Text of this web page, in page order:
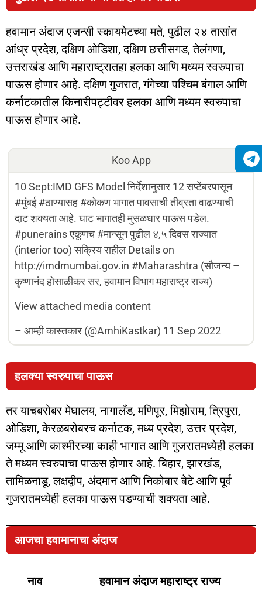
हवामान अंदाज एजन्सी स्कायमेटच्या मते, पुढील २४ तासांत
आंध्र प्रदेश, दक्षिण ओडिशा, दक्षिण छत्तीसगड, तेलंगणा,
उत्तराखंड आणि महाराष्ट्रातहा हलका आणि मध्यम स्वरुपाचा
पाऊस होणार आहे. दक्षिण गुजरात, गंगेच्या पश्चिम बंगाल आणि
कर्नाटकातील किनारीपट्टीवर हलका आणि मध्यम स्वरुपाचा
पाऊस होणार आहे.
Koo App
10 Sept:IMD GFS Model निर्देशानुसार 12 सप्टेंबरपासून
#मुंबई #ठाण्यासह #कोकण भागात पावसाची तीव्रता वाढण्याची
दाट शक्यता आहे. घाट भागातही मुसळधार पाऊस पडेल.
#punerains एकूणच #मान्सून पुढील ४,५ दिवस राज्यात
(interior too) सक्रिय राहील Details on
http://imdmumbai.gov.in #Maharashtra (सौजन्य –
कृष्णानंद होसाळीकर सर, हवामान विभाग महाराष्ट्र राज्य)
View attached media content
– आम्ही कास्तकार (@AmhiKastkar) 11 Sep 2022
हलक्या स्वरुपाचा पाऊस
तर याचबरोबर मेघालय, नागालँड, मणिपूर, मिझोराम, त्रिपुरा,
ओडिशा, केरळबरोबरच कर्नाटक, मध्य प्रदेश, उत्तर प्रदेश,
जम्मू आणि काश्मीरच्या काही भागात आणि गुजरातमध्येही हलका
ते मध्यम स्वरुपाचा पाऊस होणार आहे. बिहार, झारखंड,
तामिळनाडू, लक्षद्वीप, अंदमान आणि निकोबार बेटे आणि पूर्व
गुजरातमध्येही हलका पाऊस पडण्याची शक्यता आहे.
आजचा हवामानाचा अंदाज
नाव हवामान अंदाज महाराष्ट्र राज्य